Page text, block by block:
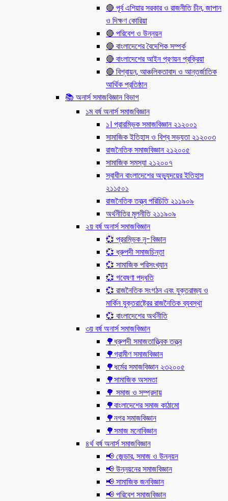
🔴 পূর্ব এশিয়ার সরকার ও রাজনীতি চীন, জাপান
ও দিক্ষণ কোরিয়া
🔴 পরিবেশ ও উন্নয়ন
🔴 বাংলাদেশের বৈদেশিক সম্পর্ক
🔴 বাংলাদেশের আইন প্রণয়ন প্রক্রিয়া
🔴 বিশ্বায়ন, আঞ্চলিকতাবাদ ও আন্তর্জাতিক
আর্থিক প্রতিষ্ঠান
📚 অনার্স সমাজবিজ্ঞান বিভাগ
১ম বর্ষ অনার্স সমাজবিজ্ঞান
১। প্রারম্ভিক সমাজবিজ্ঞান ২১২০০১
সামাজিক ইতিহাস ও বিশ্ব সভ্যতা ২১২০০৩
রাজনৈতিক সমাজবিজ্ঞান ২১২০০৫
সামাজিক সমস্যা ২১২০০৭
স্বাধীন বাংলাদেশের অভ্যুদয়ের ইতিহাস
২১১৫০১
রাজনৈতিক তত্ত্ব পরিচিতি ২১১৯০৯
অর্থনীতির মূলনীতি ২১১৯০৯
২য় বর্ষ অনার্স সমাজবিজ্ঞান
💞 প্ররম্ভিক নৃ-বিজ্ঞান
💞 ধ্রুপদী সমাজচিন্তা
💞 সামাজিক পরিসংখ্যান
💞 গবেষণা পদ্ধতি
💞 রাজনৈতিক সংগঠন এবং যুক্তরাজ্য ও
মার্কিন যুক্তরাষ্ট্রের রাজনৈতিক ব্যবস্থা
💞 বাংলাদেশের অর্থনীতি
৩য় বর্ষ অনার্স সমাজবিজ্ঞান
🌳ধ্রুপদী সমাজতাত্ত্বিক তত্ত্ব
🌳গ্রামীণ সমাজবিজ্ঞান
🌳ধর্মের সমাজবিজ্ঞান ২৩২০০৫
🌳সামাজিক অসমতা
🌳 সমাজ ও সম্প্রদায়
🌳বাংলাদেশের সমাজ কাঠামো
🌳নগর সমাজবিজ্ঞান
🌳সমাজ মনোবিজ্ঞান
৪র্থ বর্ষ অনার্স সমাজবিজ্ঞান
📢 জেন্ডার, সমাজ ও উন্নয়ন
📢 উন্নয়নের সমাজবিজ্ঞান
📢 সামাজিক জনবিজ্ঞান
📢 পরিবেশ সমাজবিজ্ঞান